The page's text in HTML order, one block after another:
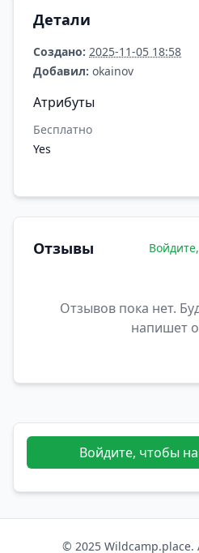
Детали
Создано: 2025-11-05 18:58
Добавил: okainov
Атрибуты
Бесплатно
Yes
Отзывы
Отзывов пока нет.
напишет
Войдите, чтобы
© 2025